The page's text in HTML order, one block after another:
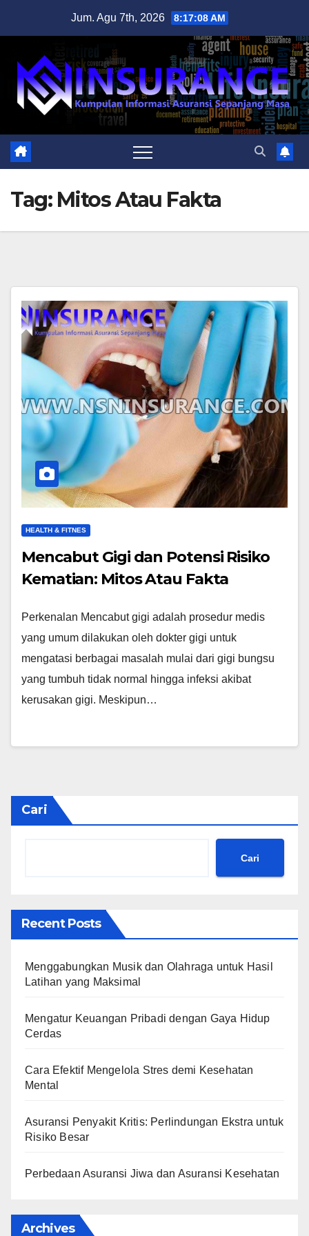
Jum. Agu 7th, 2026 8:17:08 AM
Tag: Mitos Atau Fakta
HEALTH & FITNES
Mencabut Gigi dan Potensi Risiko
Kematian: Mitos Atau Fakta
Perkenalan Mencabut gigi adalah prosedur medis
yang umum dilakukan oleh dokter gigi untuk
mengatasi berbagai masalah mulai dari gigi bungsu
yang tumbuh tidak normal hingga infeksi akibat
kerusakan gigi. Meskipun…
Cari
Cari
Recent Posts
Menggabungkan Musik dan Olahraga untuk Hasil
Latihan yang Maksimal
Mengatur Keuangan Pribadi dengan Gaya Hidup
Cerdas
Cara Efektif Mengelola Stres demi Kesehatan
Mental
Asuransi Penyakit Kritis: Perlindungan Ekstra untuk
Risiko Besar
Perbedaan Asuransi Jiwa dan Asuransi Kesehatan
Archives